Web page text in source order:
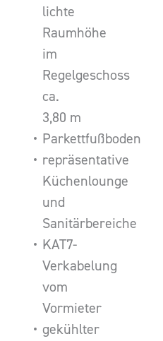
lichte
Raumhöhe
im
Regelgeschoss
ca.
3,80 m
Parkettfußboden
repräsentative
Küchenlounge
und
Sanitärbereiche
KAT7-
Verkabelung
vom
Vormieter
gekühlter